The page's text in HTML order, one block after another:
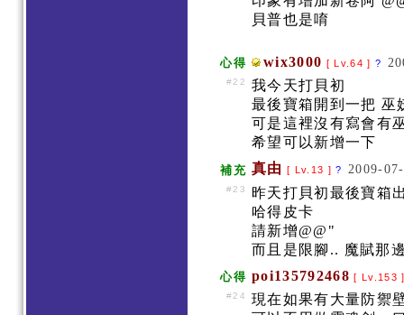
貝普也是唷
心得 wix3000 [ Lv.64 ]?
#22
我今天打貝初
最後寶箱開到一把
可是這裡沒有寫會有
希望可以新增一下
補充 真由 [ Lv.13 ]? 2009-
#23
昨天打貝初最後寶箱
哈得皮卡
請新增@@"
而且是限腳.. 魔賦那
心得 poi135792468 [ Lv.153
#24
現在如果有大量防禦